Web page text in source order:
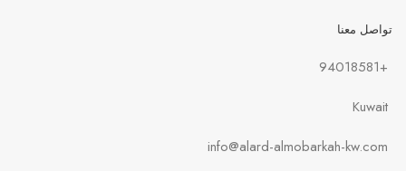
تواصل معنا
+94018581